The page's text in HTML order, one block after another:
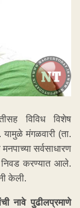
विविध विशेष
यामुळे मंगळवारी (ता.
सर्वसाधारण
निवड करण्यात आले.
केली.
नावे पुढीलप्रमाणे